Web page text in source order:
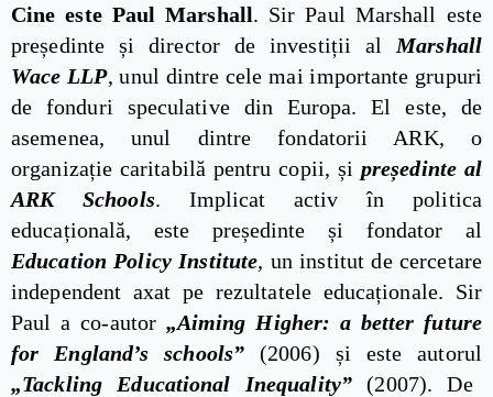
Cine este Paul Marshall. Sir Paul Marshall este
președinte și director de investiții al Marshall
Wace LLP, unul dintre cele mai importante grupuri
de fonduri speculative din Europa. El este, de
asemenea, unul dintre fondatorii ARK, o
organizație caritabilă pentru copii, și președinte al
ARK Schools. Implicat activ în politica
educațională, este președinte și fondator al
Education Policy Institute, un institut de cercetare
independent axat pe rezultatele educaționale. Sir
Paul a co-autor „Aiming Higher: a better future
for England’s schools”(2006) și este autorul
„Tackling Educational Inequality”(2007). De